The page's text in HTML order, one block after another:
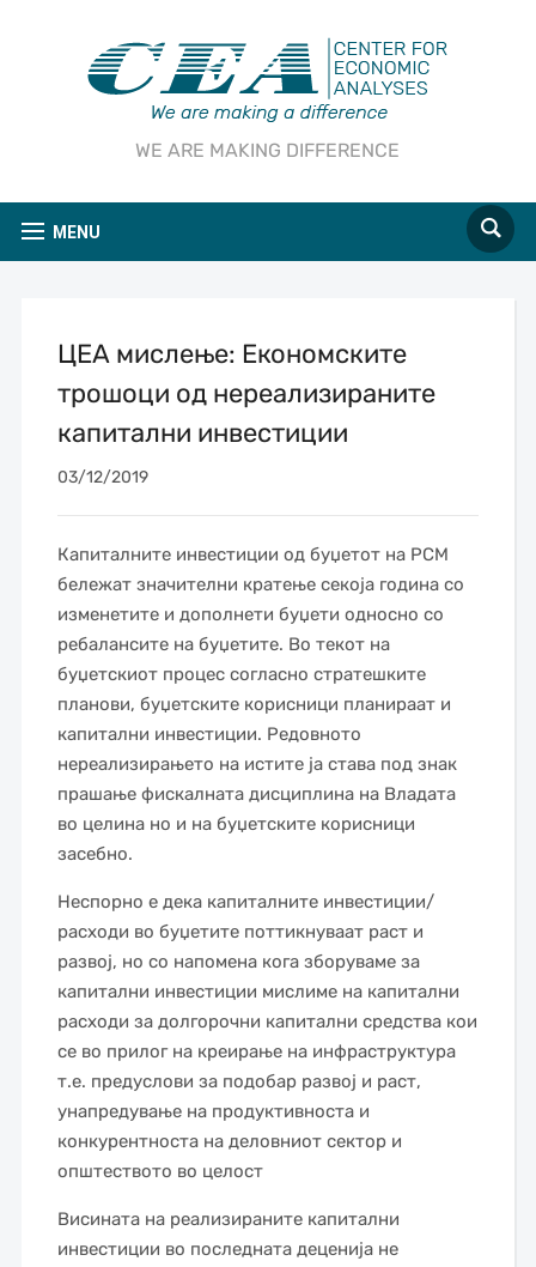
WE ARE MAKING DIFFERENCE
MENU
ЦЕА мислење: Економските
трошоци од нереализираните
капитални инвестиции
03/12/2019
Капиталните инвестиции од буџетот на РСМ
бележат значителни кратење секоја година со
изменетите и дополнети буџети односно со
ребалансите на буџетите. Во текот на
буџетскиот процес согласно стратешките
планови, буџетските корисници планираат и
капитални инвестиции. Редовното
нереализирањето на истите ја става под знак
прашање фискалната дисциплина на Владата
во целина но и на буџетските корисници
засебно.
Неспорно е дека капиталните инвестиции/
расходи во буџетите поттикнуваат раст и
развој, но со напомена кога зборуваме за
капитални инвестиции мислиме на капитални
расходи за долгорочни капитални средства кои
се во прилог на креирање на инфраструктура
т.е. предуслови за подобар развој и раст,
унапредување на продуктивноста и
конкурентноста на деловниот сектор и
општеството во целост
Висината на реализираните капитални
инвестиции во последната деценија не